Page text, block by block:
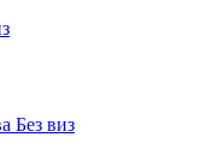
Без виз